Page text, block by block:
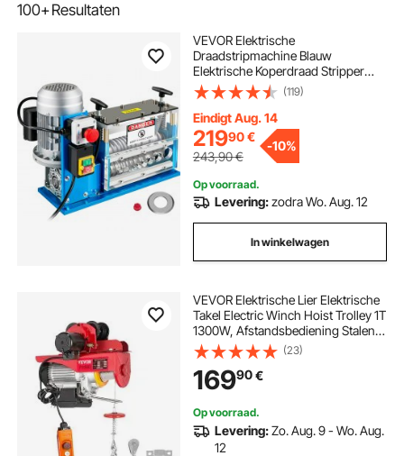
100+Resultaten
VEVOR Elektrische
Draadstripmachine Blauw
Elektrische Koperdraad Stripper
1,5-38 mm Automatische
Elektrische Draadstripmachine
Gemaakt van Aluminium, Acryl en
Koperdraad met 370 W
Hogesnelheidsmotor
(119)
Eindigt Aug. 14
21990€
243,90€
-10%
Op voorraad.
Levering:zodra Wo. Aug. 12
In winkelwagen
VEVOR Elektrische Lier Elektrische
Takel Electric Winch Hoist Trolley 1T
1300W, Afstandsbediening Stalen
Veilige Sterke Takel, Kabeltakel
Elektrische Staaldraadtakel voor
Fabrieken Magazijnen Bouw
(23)
16990€
Op voorraad.
Levering:Zo. Aug. 9 - Wo. Aug.
12